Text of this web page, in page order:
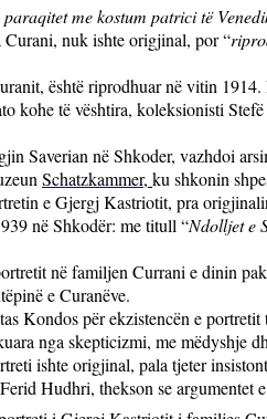
me kostum patrici të
nuk ishte origjinal, por “
është riprodhuar në vitin
kohe të vështira, koleksionisti
Saverian në Shkoder, vazhdoi
Schatzkammer, ku shkonin
e Gjergj Kastriotit, pra
në Shkodër: me titull “Ndolljet e
në familjen Currani e dinin
e Curanëve.
Kondos për ekzistencën e
nga skepticizmi, me mëdyshje
ishte origjinal, pala tjeter
Hudhri, thekson se argumentet